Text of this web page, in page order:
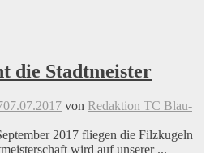
die Stadtmeister
07.07.2017 von Redaktion TC Blau-
2017 fliegen die Filzkugeln
wird auf unserer ...